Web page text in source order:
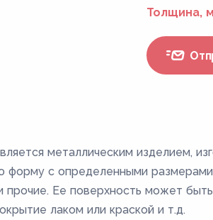
Толщина,
металлическим изделием,
форму с определенными
прочие. Ее поверхность может
лаком или краской и т.д.